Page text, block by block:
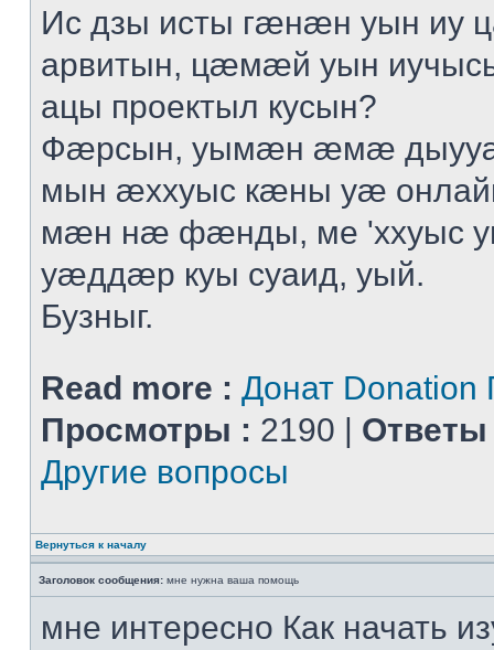
Ис дзы исты гӕнӕн уын иу
арвитын, цӕмӕй уын
ацы проектыл кусын?
Фӕрсын, уымӕн ӕмӕ
мын ӕххуыс кӕны уӕ
мӕн нӕ фӕнды, ме 'ххуыс
уӕддӕр куы суаид, уый.
Бузныг.
Read more : Донат
Просмотры : 2190 | Ответы
Другие вопросы
Вернуться к началу
Заголовок сообщения: мне нужна ваша помощь
мне интересно Как начать